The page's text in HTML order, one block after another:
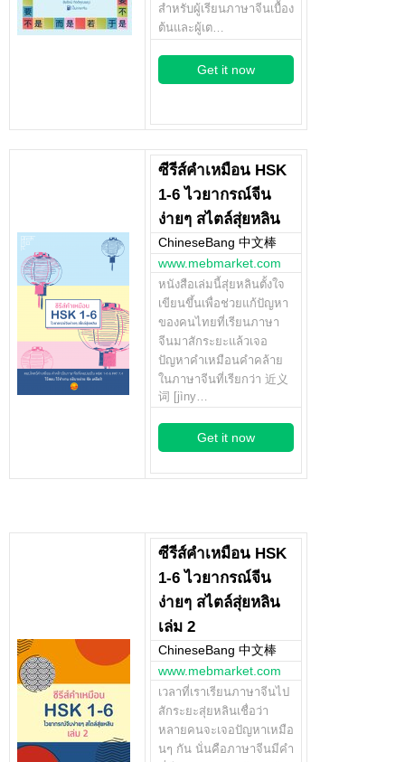
สำหรับผู้เรียนภาษาจีนเบื้อง
ต้นและผู้เต…
Get it now
ซีรีส์คำเหมือน HSK
1-6 ไวยากรณ์จีน
ง่ายๆ สไตล์สุ่ยหลิน
ChineseBang 中文棒
www.mebmarket.com
หนังสือเล่มนี้สุ่ยหลินตั้งใจ
เขียนขึ้นเพื่อช่วยแก้ปัญหา
ของคนไทยที่เรียนภาษา
จีนมาสักระยะแล้วเจอ
ปัญหาคำเหมือนคำคล้าย
ในภาษาจีนที่เรียกว่า 近义
词 [jìny…
Get it now
ซีรีส์คำเหมือน HSK
1-6 ไวยากรณ์จีน
ง่ายๆ สไตล์สุ่ยหลิน
เล่ม 2
ChineseBang 中文棒
www.mebmarket.com
เวลาที่เราเรียนภาษาจีนไป
สักระยะสุ่ยหลินเชื่อว่า
หลายคนจะเจอปัญหาเหมือ
นๆ กัน นั่นคือภาษาจีนมีคำ